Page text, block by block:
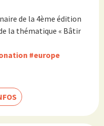
de la 4ème édition
la thématique « Bâtir
#europe